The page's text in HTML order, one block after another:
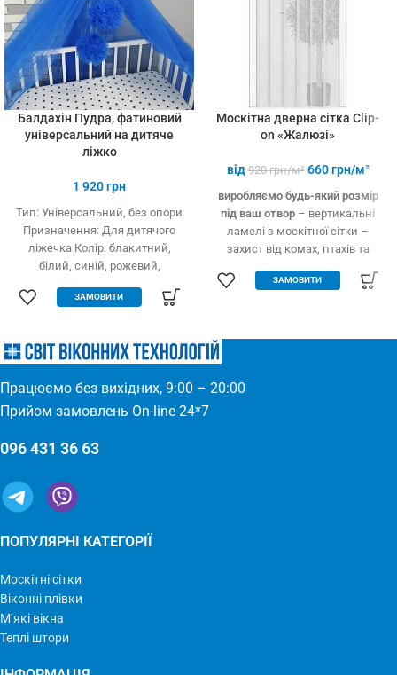
Балдахін Пудра, фатиновий
універсальний на дитяче
ліжко
1 920грн
Тип: Універсальний, без опори
Призначення: Для дитячого
ліжечка Колір: блакитний,
білий, синій, рожевий,
(Євросітка) Розміри: 1,8 х 9 м
ЗАМОВИТИ
Москітна дверна сітка Clip-
on «Жалюзі»
від 920грн/м² 660грн/м²
виробляємо будь-який розмір
під ваш отвор – вертикальні
ламелі з москітної сітки –
захист від комах, птахів та
пропускає повітря – підходить
метал – елементарно
ЗАМОВИТИ
Працюємо без вихідних, 9:00 – 20:00
Прийом замовлень On-line 24*7
096 431 36 63
ПОПУЛЯРНІ КАТЕГОРІЇ
Москітні сітки
Віконні плівки
М’які вікна
Теплі штори